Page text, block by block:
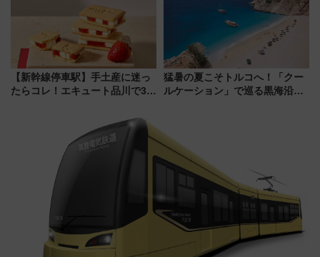
【新幹線停車駅】手土産に迷っ
たらコレ！エキュート品川で3年
猛暑の夏こそトルコへ！「クー
ルケーション」で巡る黒海沿岸
ショジオも認める『2026年に訪
れるべき世界の旅先』